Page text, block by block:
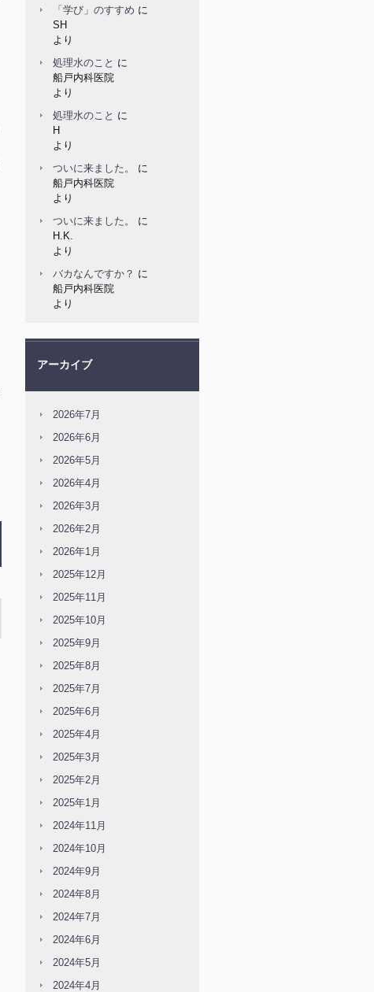
「学び」のすすめ に
SH
より
処理水のこと に
船戸内科医院
より
処理水のこと に
H
より
ついに来ました。
に
船戸内科医院
より
ついに来ました。
に
H.K.
より
バカなんですか？ に
船戸内科医院
より
アーカイブ
2026年7月
2026年6月
2026年5月
2026年4月
2026年3月
2026年2月
2026年1月
2025年12月
2025年11月
2025年10月
2025年9月
2025年8月
2025年7月
2025年6月
2025年4月
2025年3月
2025年2月
2025年1月
2024年11月
2024年10月
2024年9月
2024年8月
2024年7月
2024年6月
2024年5月
2024年4月